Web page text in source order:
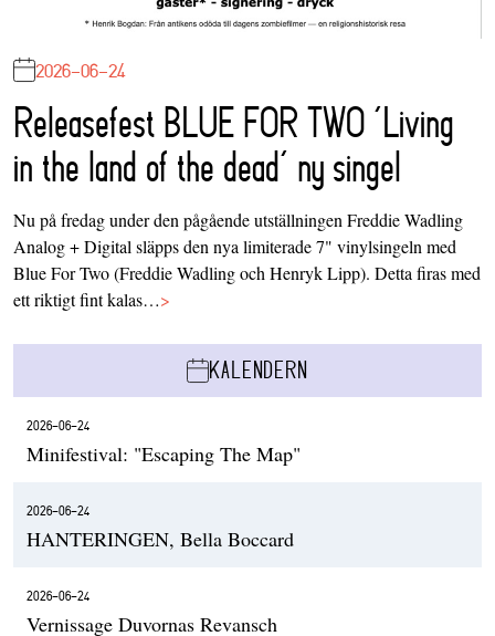
2026-06-24
Releasefest BLUE FOR TWO ‘Living
in the land of the dead’ ny singel
Nu på fredag under den pågående utställningen Freddie Wadling
Analog + Digital släpps den nya limiterade 7" vinylsingeln med
Blue For Two (Freddie Wadling och Henryk Lipp). Detta firas med
ett riktigt fint kalas…>
KALENDERN
2026-06-24
Minifestival: "Escaping The Map"
2026-06-24
HANTERINGEN, Bella Boccard
2026-06-24
Vernissage Duvornas Revansch